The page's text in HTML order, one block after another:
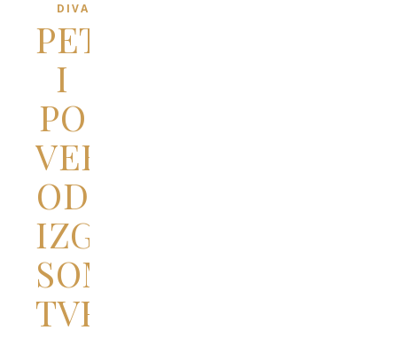
DIVANI
PET
I
PO
VEKOVA
OD
IZGRADNJE
SOMBORSKE
TVRĐAVE